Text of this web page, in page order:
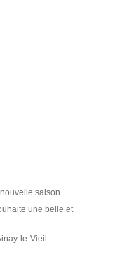
saison
une belle et
le-Vieil